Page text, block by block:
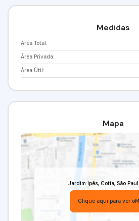
Medidas
Área Total:
Área Privada:
Área Útil:
Mapa
Jardim Ipês, Cotia, São
Clique aqui para ver o